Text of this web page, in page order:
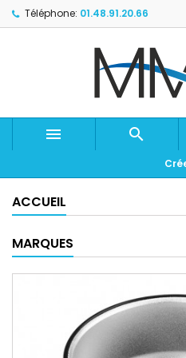
Téléphone: 01.48.91.20.66
 
ACCUEIL
MARQUES